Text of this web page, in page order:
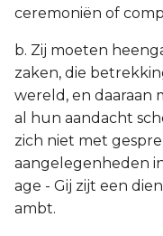
ceremoniën of
b. Zij moeten
zaken, die
wereld, en daaraan
al hun aandacht
zich niet met
aangelegenheden
age - Gij zijt een
ambt.